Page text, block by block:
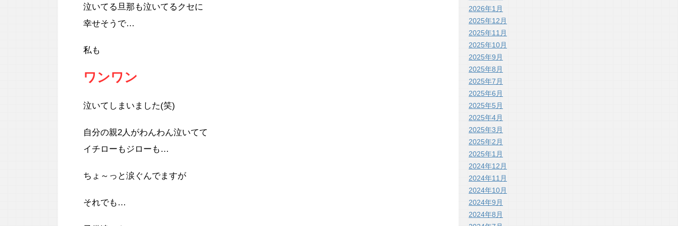
泣いてる旦那も泣いてるクセに
幸せそうで…
私も
ワンワン
泣いてしまいました(笑)
自分の親2人がわんわん泣いてて
イチローもジローも…
ちょ～っと涙ぐんでますが
それでも…
2026年1月
2025年12月
2025年11月
2025年10月
2025年9月
2025年8月
2025年7月
2025年6月
2025年5月
2025年4月
2025年3月
2025年2月
2025年1月
2024年12月
2024年11月
2024年10月
2024年9月
2024年8月